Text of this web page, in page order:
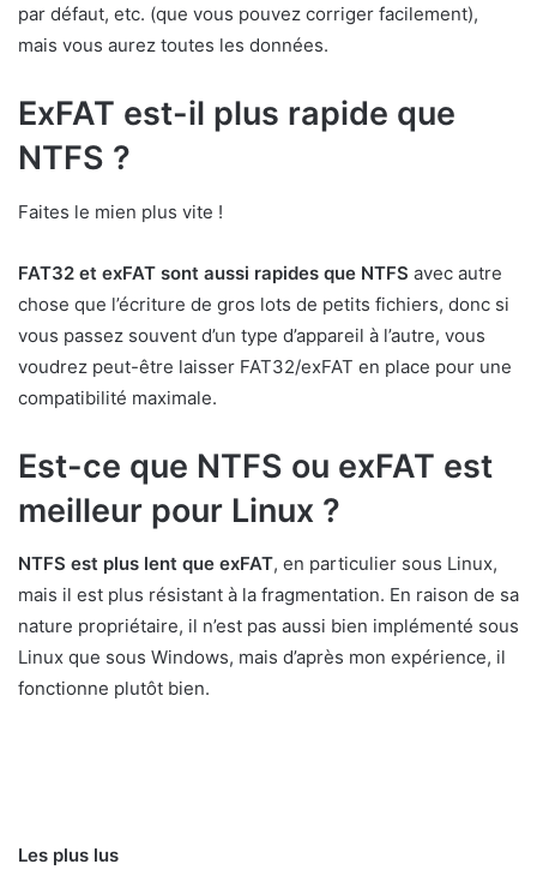
par défaut, etc. (que vous pouvez corriger facilement),
mais vous aurez toutes les données.
ExFAT est-il plus rapide que
NTFS ?
Faites le mien plus vite !
FAT32 et exFAT sont aussi rapides que NTFS avec autre
chose que l’écriture de gros lots de petits fichiers, donc si
vous passez souvent d’un type d’appareil à l’autre, vous
voudrez peut-être laisser FAT32/exFAT en place pour une
compatibilité maximale.
Est-ce que NTFS ou exFAT est
meilleur pour Linux ?
NTFS est plus lent que exFAT, en particulier sous Linux,
mais il est plus résistant à la fragmentation. En raison de sa
nature propriétaire, il n’est pas aussi bien implémenté sous
Linux que sous Windows, mais d’après mon expérience, il
fonctionne plutôt bien.
Les plus lus